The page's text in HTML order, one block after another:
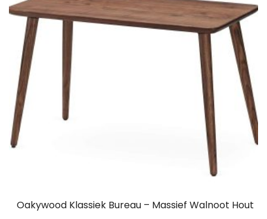
Oakywood Klassiek Bureau – Massief Walnoot Hout